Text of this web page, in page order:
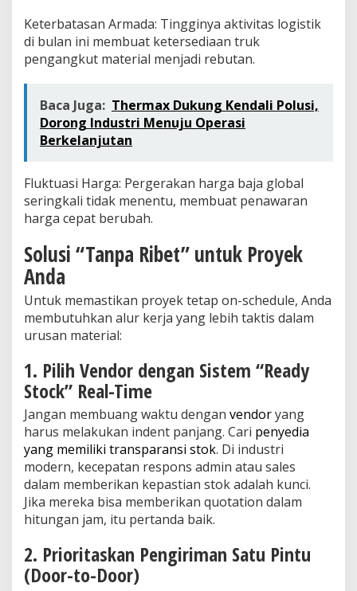
Keterbatasan Armada: Tingginya aktivitas logistik
di bulan ini membuat ketersediaan truk
pengangkut material menjadi rebutan.
Baca Juga: Thermax Dukung Kendali Polusi,
Dorong Industri Menuju Operasi
Berkelanjutan
Fluktuasi Harga: Pergerakan harga baja global
seringkali tidak menentu, membuat penawaran
harga cepat berubah.
Solusi “Tanpa Ribet” untuk Proyek
Anda
Untuk memastikan proyek tetap on-schedule, Anda
membutuhkan alur kerja yang lebih taktis dalam
urusan material:
1. Pilih Vendor dengan Sistem “Ready
Stock” Real-Time
Jangan membuang waktu dengan vendoryang
harus melakukan indent panjang. Cari penyedia
yang memiliki transparansi stok. Di industri
modern, kecepatan respons admin atau sales
dalam memberikan kepastian stok adalah kunci.
Jika mereka bisa memberikan quotation dalam
hitungan jam, itu pertanda baik.
2. Prioritaskan Pengiriman Satu Pintu
(Door-to-Door)